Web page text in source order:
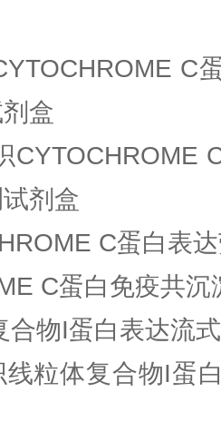
C
盒
CYTOCHROME
剂盒
C蛋白表
C蛋白免疫共沉
合物I蛋白表达流
线粒体复合物I蛋